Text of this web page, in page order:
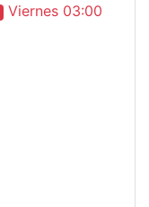
Viernes 03:00